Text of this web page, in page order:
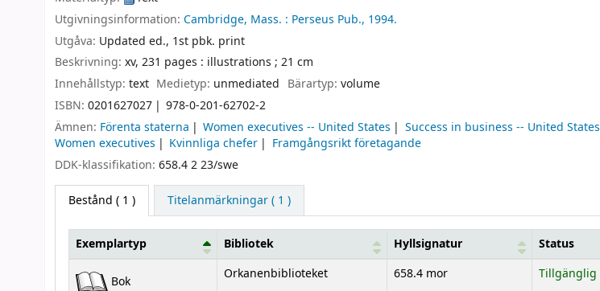
Utgivningsinformation: Cambridge, Mass. : Perseus Pub., 1994.
Utgåva: Updated ed., 1st pbk. print
Beskrivning: xv, 231 pages : illustrations ; 21 cm
Innehållstyp: text Medietyp: unmediated Bärartyp: volume
ISBN: 0201627027
978-0-201-62702-2
Ämnen: Förenta staterna Women executives -- United States Success in business -- United States
Women executives
Kvinnliga chefer
Framgångsrikt företagande
DDK-klassifikation: 658.4 2 23/swe
Bestånd ( 1 ) Titelanmärkningar ( 1 )
Bestånd
Exemplartyp Bibliotek Hyllsignatur Status
Bok Orkanenbiblioteket 658.4 mor Tillgänglig